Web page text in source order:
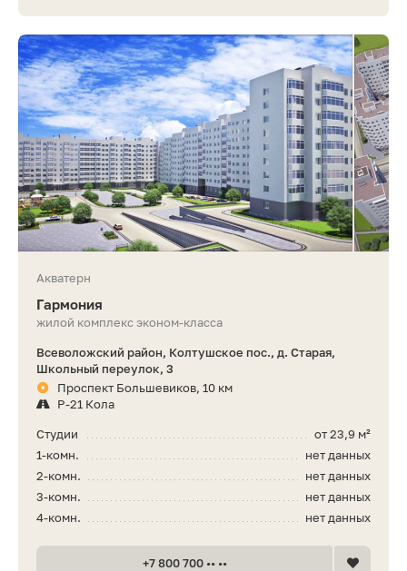
Акватерн
Гармония
жилой комплекс эконом-класса
Всеволожский район, Колтушское пос., д. Старая,
Школьный переулок, 3
Проспект Большевиков, 10 км
Р-21 Кола
от 23,9 м²
Студии
нет данных
1-комн.
нет данных
2-комн.
нет данных
3-комн.
нет данных
4-комн.
+7 800 700 •• ••